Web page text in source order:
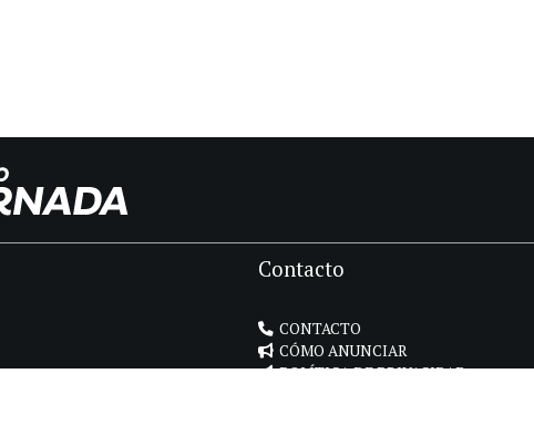
Contacto
CONTACTO
CÓMO ANUNCIAR
POLÍTICA DE PRIVACIDAD